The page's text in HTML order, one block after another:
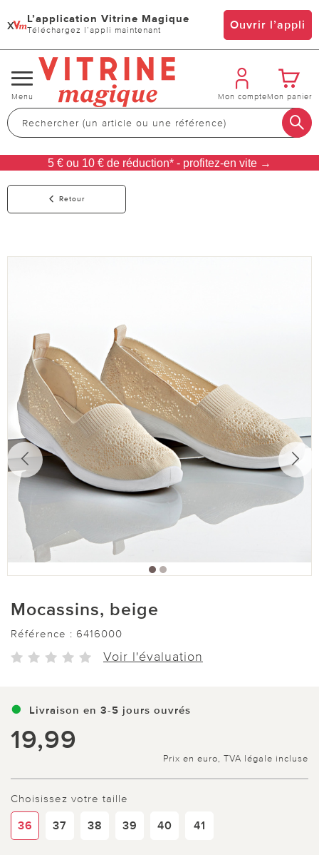
x L’application Vitrine Magique
Téléchargez l’appli maintenant Ouvrir l’appli
Changer
de
navigation
Menu Mon compteMon panier
5 € ou 10 € de réduction* - profitez-en vite →
Retour
Mocassins, beige
Référence : 6416000
Voir l'évaluation
Livraison en 3-5 jours ouvrés
19,99
Prix en euro, TVA légale incluse
Choisissez votre taille
36 37 38 39 40 41